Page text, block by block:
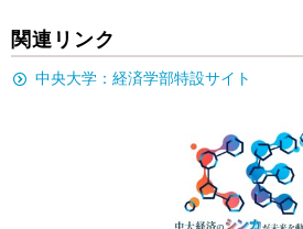
関連リンク
中央大学：経済学部特設サイト